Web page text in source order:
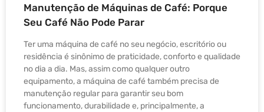
Manutenção de Máquinas de Café: Porque
Seu Café Não Pode Parar
Ter uma máquina de café no seu negócio, escritório ou
residência é sinônimo de praticidade, conforto e qualidade
no dia a dia. Mas, assim como qualquer outro
equipamento, a máquina de café também precisa de
manutenção regular para garantir seu bom
funcionamento, durabilidade e, principalmente, a